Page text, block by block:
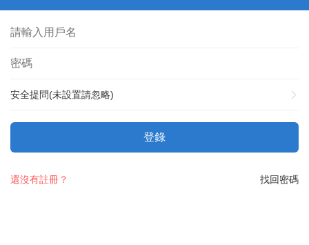
安全提問(未設置請忽略)
登錄
找回密碼
還沒有註冊？